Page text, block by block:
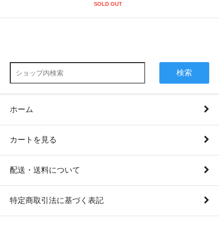
SOLD OUT
検索
ホーム
カートを見る
配送・送料について
特定商取引法に基づく表記